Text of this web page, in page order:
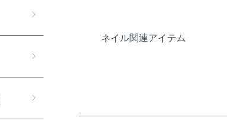
ネイル関連アイテム